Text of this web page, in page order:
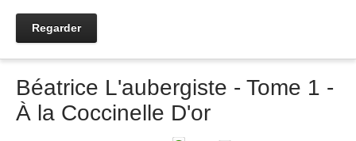
Regarder
Béatrice L'aubergiste - Tome 1 -
À la Coccinelle D'or